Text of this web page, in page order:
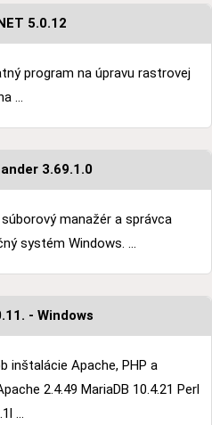
5.0.12
program na úpravu rastrovej
...
3.69.1.0
manažér a správca
systém Windows. ...
- Windows
inštalácie Apache, PHP a
2.4.49 MariaDB 10.4.21 Perl
...